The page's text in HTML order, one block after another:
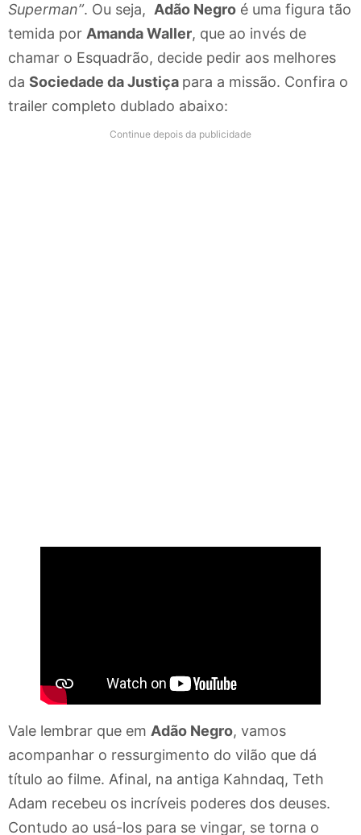
Superman”. Ou seja, Adão Negro é uma figura tão
temida por Amanda Waller, que ao invés de
chamar o Esquadrão, decide pedir aos melhores
da Sociedade da Justiça para a missão. Confira o
trailer completo dublado abaixo:
Continue depois da publicidade
Vale lembrar que em Adão Negro, vamos
acompanhar o ressurgimento do vilão que dá
título ao filme. Afinal, na antiga Kahndaq, Teth
Adam recebeu os incríveis poderes dos deuses.
Contudo ao usá-los para se vingar, se torna o